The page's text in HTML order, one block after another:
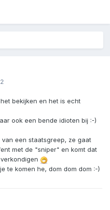
bekijken en het is echt
ook een bende idioten bij :-)
een staatsgreep, ze gaat
met de "sniper" en komt dat
te komen he, dom dom dom :-)